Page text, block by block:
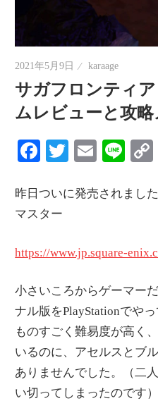
情
を
世
界
へ
発
2021年5月9日 karaage
サガフロンティ
ムレビューと攻略
Facebook
Twitter
Email
昨日ついに発売されまし
マスター
https://www.jp.square-
小さいころからゲーマー
ナル版をPlayStationでや
ものすごく難易度が高く
いるのに、アセルスとブ
ありませんでした。（二
い切ってしまったのです）